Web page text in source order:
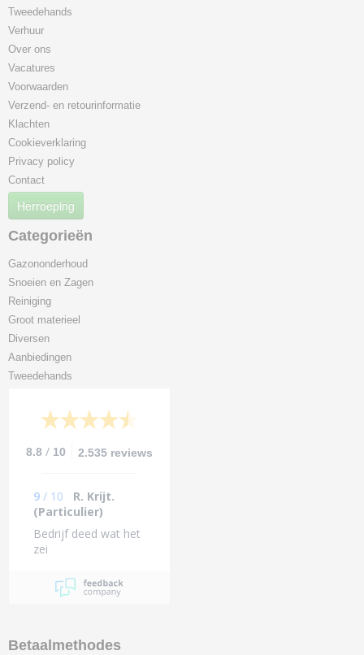
Tweedehands
Verhuur
Over ons
Vacatures
Voorwaarden
Verzend- en retourinformatie
Klachten
Cookieverklaring
Privacy policy
Contact
Herroeping
Categorieën
Gazononderhoud
Snoeien en Zagen
Reiniging
Groot materieel
Diversen
Aanbiedingen
Tweedehands
8.8 / 10 2.535 reviews
9 / 10
R. Krijt.
(Particulier)
Bedrijf deed wat het
zei
Betaalmethodes